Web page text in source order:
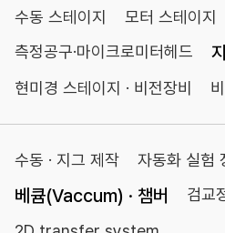
수동 스테이지 모터 스테이지
측정공구·마이크로미터헤드
현미경 스테이지 · 비전장비
수동 · 지그 제작 자동화 실험
베큠(Vaccum) · 챔버 검교